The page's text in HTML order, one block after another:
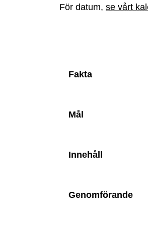
För datum, se vårt
Fakta
Mål
Innehåll
Genomförande